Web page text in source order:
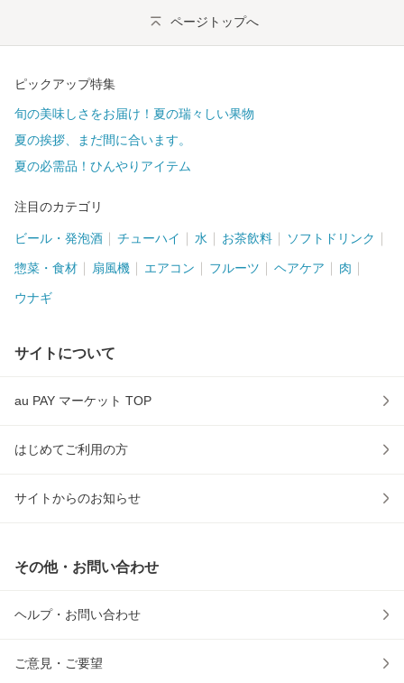
ページトップへ
ピックアップ特集
旬の美味しさをお届け！夏の瑞々しい果物
夏の挨拶、まだ間に合います。
夏の必需品！ひんやりアイテム
注目のカテゴリ
ビール・発泡酒 チューハイ 水 お茶飲料 ソフトドリンク
惣菜・食材 扇風機 エアコン フルーツ ヘアケア 肉
ウナギ
サイトについて
au PAY マーケット TOP
はじめてご利用の方
サイトからのお知らせ
その他・お問い合わせ
ヘルプ・お問い合わせ
ご意見・ご要望